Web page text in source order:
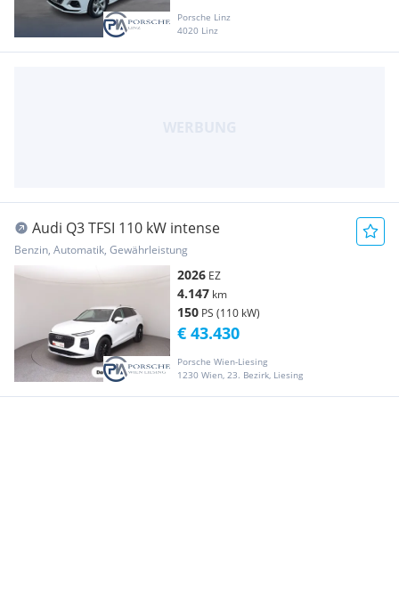
Porsche Linz
4020 Linz
Audi Q3 TFSI 110 kW intense
Benzin, Automatik, Gewährleistung
2026 EZ
4.147 km
150 PS (110 kW)
Porsche Wien-Liesing
1230 Wien, 23. Bezirk, Liesing
€ 43.430